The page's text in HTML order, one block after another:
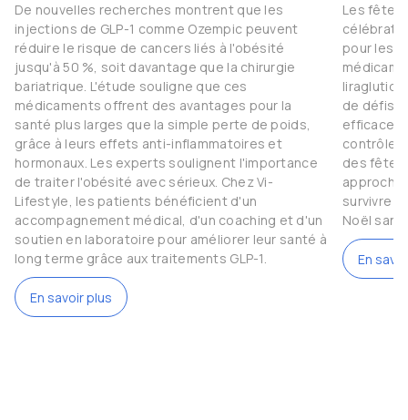
De nouvelles recherches montrent que les
injections de GLP-1 comme Ozempic peuvent
réduire le risque de cancers liés à l'obésité
jusqu'à 50 %, soit davantage que la chirurgie
bariatrique. L'étude souligne que ces
médicaments offrent des avantages pour la
santé plus larges que la simple perte de poids,
grâce à leurs effets anti-inflammatoires et
hormonaux. Les experts soulignent l'importance
de traiter l'obésité avec sérieux. Chez Vi-
Lifestyle, les patients bénéficient d'un
accompagnement médical, d'un coaching et d'un
soutien en laboratoire pour améliorer leur santé à
long terme grâce aux traitements GLP-1.
En savoir plus
Les fêtes
pour les
de défis.
efficaces
contrôler
des fêtes
approche
survivre
Noël
En